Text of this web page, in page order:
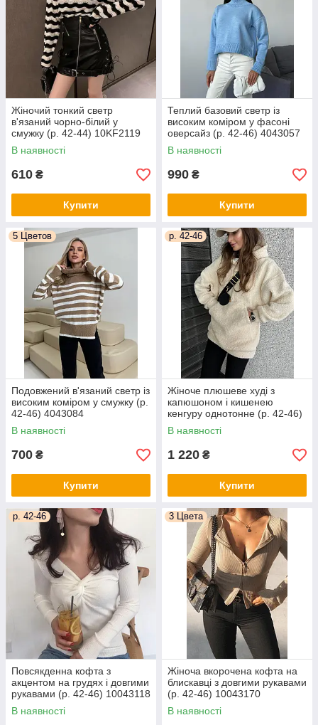
Жіночий тонкий светр
в'язаний чорно-білий у
смужку (р. 42-44) 10KF2119
В наявності
610 ₴
Купити
Теплий базовий светр із
високим коміром у фасоні
оверсайз (р. 42-46) 4043057
В наявності
990 ₴
Купити
5 Цветов
Подовжений в'язаний светр із
високим коміром у смужку (р.
42-46) 4043084
В наявності
700 ₴
Купити
р. 42-46
Жіноче плюшеве худі з
капюшоном і кишенею
кенгуру однотонне (р. 42-46)
83043143
В наявності
1 220 ₴
Купити
р. 42-46
Повсякденна кофта з
акцентом на грудях і довгими
рукавами (р. 42-46) 10043118
В наявності
3 Цвета
Жіноча вкорочена кофта на
блискавці з довгими рукавами
(р. 42-46) 10043170
В наявності